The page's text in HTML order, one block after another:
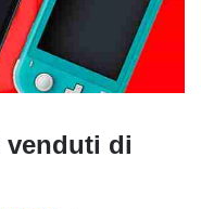
venduti di